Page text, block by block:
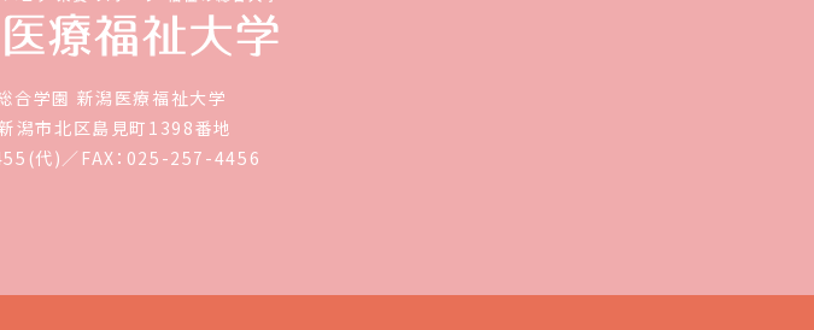
合学園 新潟医療福祉大学
市北区島見町1398番地
代)／FAX： 025-257-4456